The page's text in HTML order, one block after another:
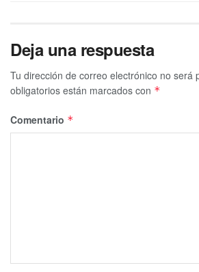
Deja una respuesta
Tu dirección de correo electrónico no será
obligatorios están marcados con *
Comentario *